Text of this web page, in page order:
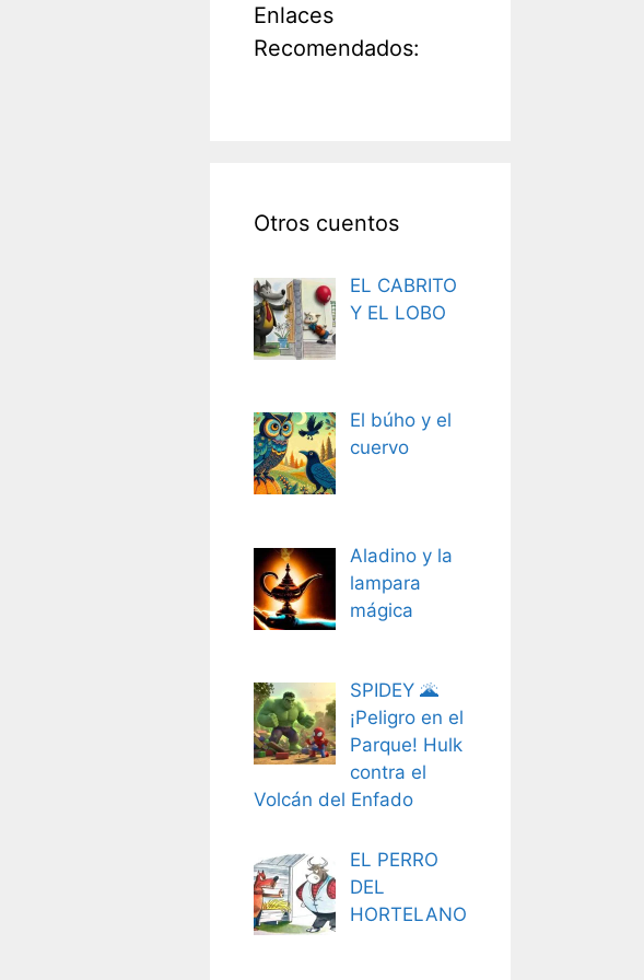
Enlaces
Recomendados:
Otros cuentos
EL CABRITO
Y EL LOBO
El búho y el
cuervo
Aladino y la
lampara
mágica
SPIDEY 🌋
¡Peligro en el
Parque! Hulk
contra el
Volcán del Enfado
EL PERRO
DEL
HORTELANO